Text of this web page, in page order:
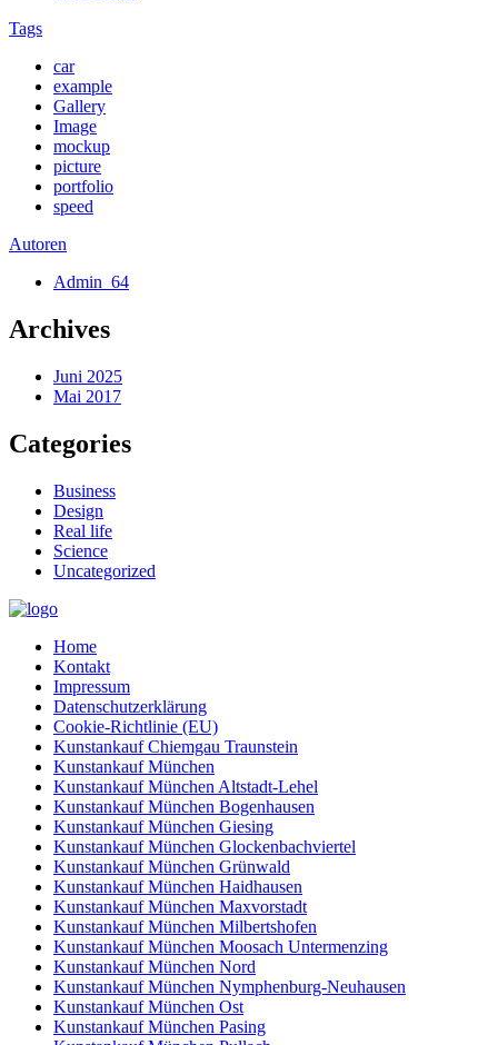
Tags
car
example
Gallery
Image
mockup
picture
portfolio
speed
Autoren
Admin_64
Archives
Juni 2025
Mai 2017
Categories
Business
Design
Real life
Science
Uncategorized
Home
Kontakt
Impressum
Datenschutzerklärung
Cookie-Richtlinie (EU)
Kunstankauf Chiemgau Traunstein
Kunstankauf München
Kunstankauf München Altstadt-Lehel
Kunstankauf München Bogenhausen
Kunstankauf München Giesing
Kunstankauf München Glockenbachviertel
Kunstankauf München Grünwald
Kunstankauf München Haidhausen
Kunstankauf München Maxvorstadt
Kunstankauf München Milbertshofen
Kunstankauf München Moosach Untermenzing
Kunstankauf München Nord
Kunstankauf München Nymphenburg-Neuhausen
Kunstankauf München Ost
Kunstankauf München Pasing